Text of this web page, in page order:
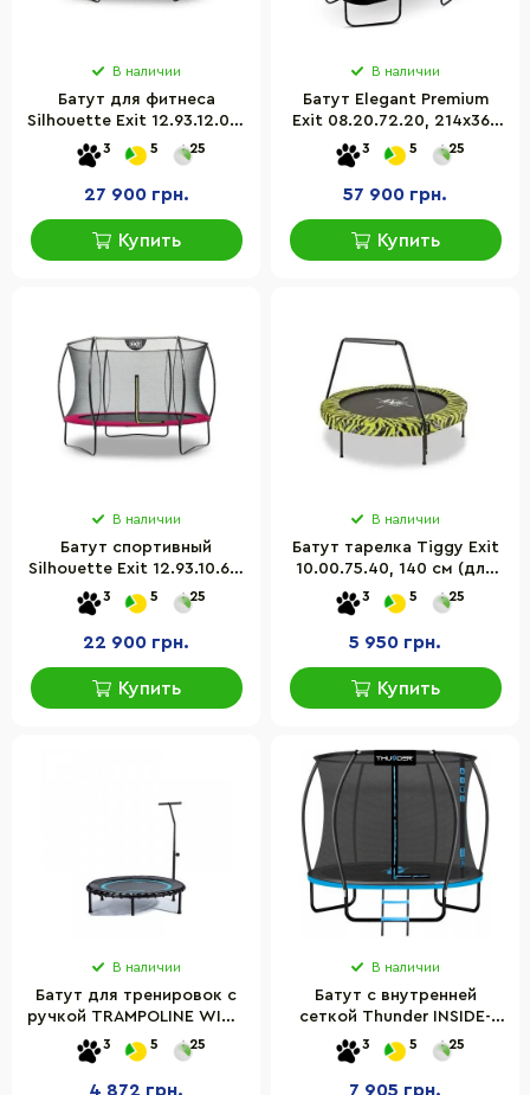
В наличии
Батут для фитнеса
Silhouette Exit 12.93.12.00,
366 см (для детей,
взрослых) чёрный
3 5 25
27 900 грн.
Купить
В наличии
Батут Elegant Premium
Exit 08.20.72.20, 214х366
cм (джампинга, фитнеса,
детям, на 200 кг)
3 5 25
57 900 грн.
Купить
В наличии
Батут спортивный
Silhouette Exit 12.93.10.60,
305 см (фитнес, для
детей, взрослых) розовый
3 5 25
22 900 грн.
Купить
В наличии
Батут тарелка Tiggy Exit
10.00.75.40, 140 см (для
фитнеса, джампинга, для
детей) зелёный
3 5 25
5 950 грн.
Купить
В наличии
Батут для тренировок с
ручкой TRAMPOLINE WITH
HANDLE LivePro LP8250B
3 5 25
4 872 грн.
В наличии
Батут с внутренней
сеткой Thunder INSIDE-
ULTRA-6FT-BLUE
Black/Blue 185 см
3 5 25
7 905 грн.